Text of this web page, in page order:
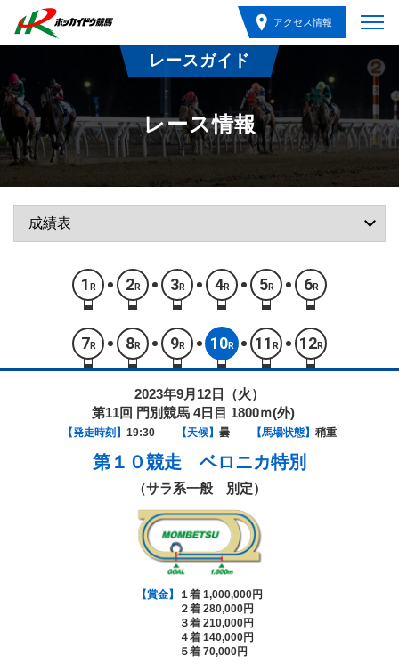
アクセス情報
レースガイド
レース情報
1 R 2R 3R 4R 5R 6R
7 R 8R 9R 10R 11 R 12R
2023年9月12日（火）
第11回 門別競馬 4日目 1800ｍ(外)
【発走時刻】 19:30 【天候】 曇 【馬場状態】 稍重
第１０競走 ベロニカ特別
（サラ系一般 別定）
【賞金】
１着 1,000,000円
２着 280,000円
３着 210,000円
４着 140,000円
５着 70,000円